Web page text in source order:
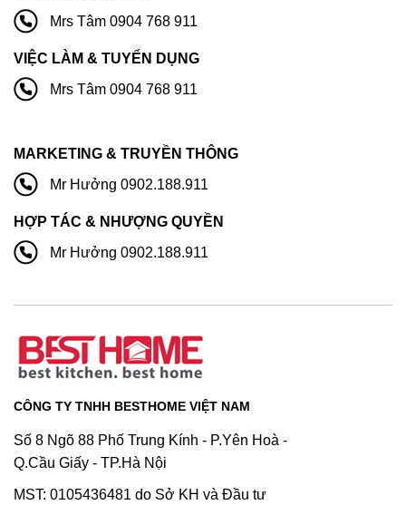
Mrs Tâm 0904 768 911
VIỆC LÀM & TUYỂN DỤNG
Mrs Tâm 0904 768 911
MARKETING & TRUYỀN THÔNG
Mr Hưởng 0902.188.911
HỢP TÁC & NHƯỢNG QUYỀN
Mr Hưởng 0902.188.911
CÔNG TY TNHH BESTHOME VIỆT NAM
Số 8 Ngõ 88 Phố Trung Kính - P.Yên Hoà -
Q.Cầu Giấy - TP.Hà Nội
MST: 0105436481 do Sở KH và Đầu tư